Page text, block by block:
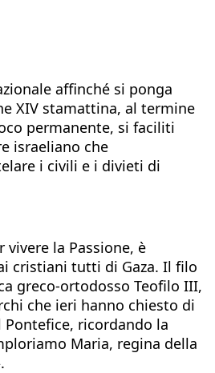
affinché si ponga
XIV stamattina, al termine
permanente, si faciliti
israeliano che
i civili e i divieti di
vivere la Passione, è
cristiani tutti di Gaza. Il filo
greco-ortodosso Teofilo III,
che ieri hanno chiesto di
ricordando la
Maria, regina della